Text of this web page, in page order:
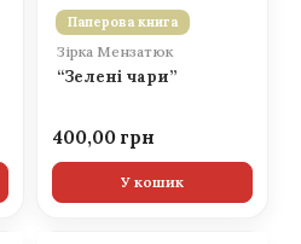
Паперова книга
Зірка Мензатюк
“Зелені чари”
400,00
У кошик